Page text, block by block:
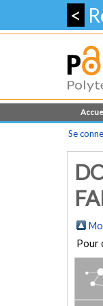
<
Se
Pour